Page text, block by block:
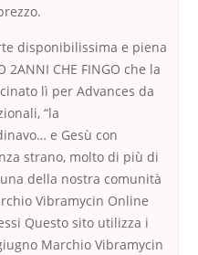
disponibilissima e piena
2ANNI CHE FINGO che la
lì per Advances da
“la
e Gesù con
strano, molto di più di
della nostra comunità
Vibramycin Online
Questo sito utilizza i
Marchio Vibramycin